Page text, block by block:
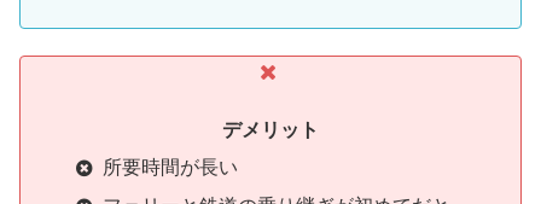
デメリット
所要時間が長い